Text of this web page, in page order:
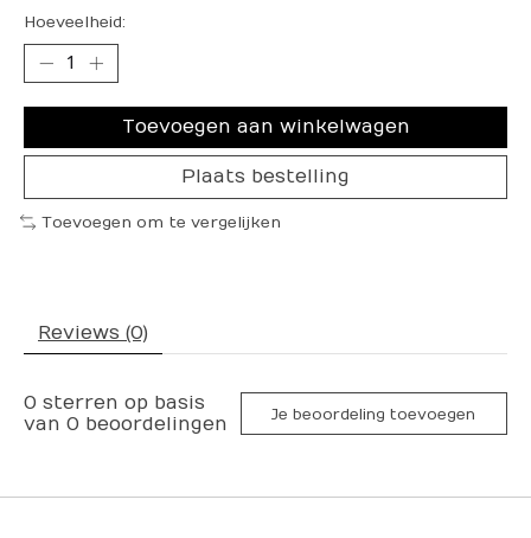
Hoeveelheid:
Toevoegen aan winkelwagen
Plaats bestelling
Toevoegen om te vergelijken
Reviews (0)
0 sterren op basis
van 0 beoordelingen Je beoordeling toevoegen